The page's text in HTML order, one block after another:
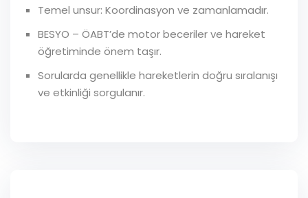
Temel unsur: Koordinasyon ve zamanlamadır.
BESYO – ÖABT’de motor beceriler ve hareket
öğretiminde önem taşır.
Sorularda genellikle hareketlerin doğru sıralanışı
ve etkinliği sorgulanır.